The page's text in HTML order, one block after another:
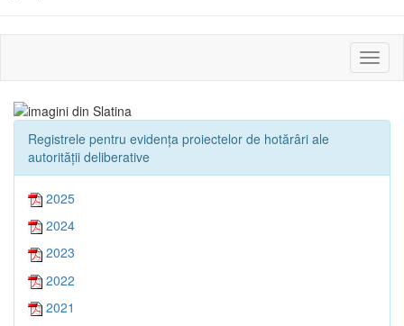
sau
Registrele pentru evidența proiectelor de hotărâri ale
autorității deliberative
2025
2024
2023
2022
2021